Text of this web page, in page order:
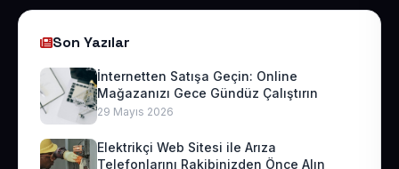
Son Yazılar
İnternetten Satışa Geçin: Online
Mağazanızı Gece Gündüz Çalıştırın
29 Mayıs 2026
Elektrikçi Web Sitesi ile Arıza
Telefonlarını Rakibinizden Önce Alın